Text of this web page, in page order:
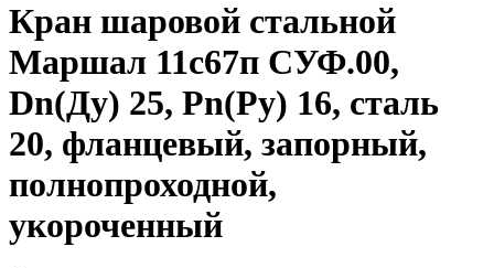
Кран шаровой стальной
Маршал 11с67п СУФ.00,
Dn(Ду) 25, Рn(Ру) 16, сталь
20, фланцевый, запорный,
полнопроходной,
укороченный